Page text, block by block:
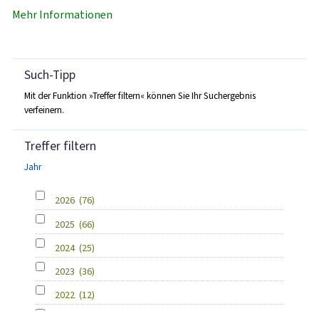
Mehr Informationen
Such-Tipp
Mit der Funktion »Treffer filtern« können Sie Ihr Suchergebnis
verfeinern.
Treffer filtern
Jahr
2026 (76)
2025 (66)
2024 (25)
2023 (36)
2022 (12)